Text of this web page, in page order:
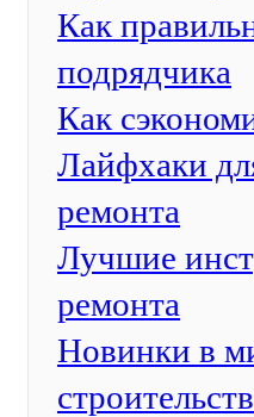
Как
подрядчика
Как
Лайфхаки
ремонта
Лучшие
ремонта
Новинки в